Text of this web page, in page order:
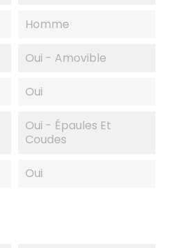
Homme
Oui - Amovible
Oui
Oui - Épaules Et
Coudes
Oui